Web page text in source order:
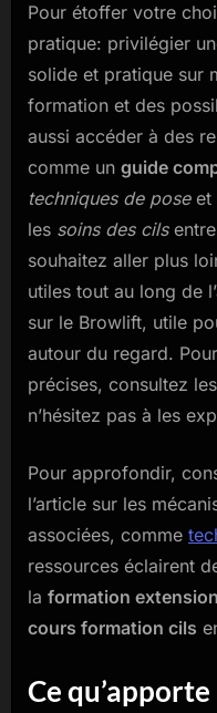
Pour étoffer votre
pratique: privilégier
solide et pratique sur
formation et des
aussi accéder à des
comme un guide
techniques de poseet
les soins des cilsentre
souhaitez aller plus
utiles tout au long de
sur le Browlift, utile
autour du regard.
précises, consultez
n’hésitez pas à les
Pour approfondir,
l’article sur les
associées, comme
ressources éclairent
la formation
cours formation cils
Ce